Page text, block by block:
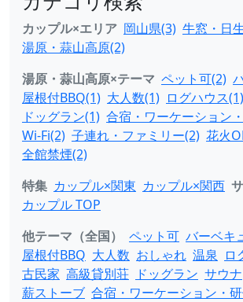
カップル×エリア 岡山県(3) 牛窓・日
湯原・蒜山高原(2)
湯原・蒜山高原×テーマ ペット可(2)
屋根付BBQ(1) 大人数(1) ログハウス(1)
ドッグラン(1) 合宿・ワーケーション
Wi-Fi(2) 子連れ・ファミリー(2) 花火
全館禁煙(2)
特集 カップル×関東 カップル×関西
カップル TOP
他テーマ（全国）
ペット可 バーベキ
屋根付BBQ 大人数 おしゃれ 温泉 ロ
古民家 高級貸別荘 ドッグラン サウナ
薪ストーブ 合宿・ワーケーション・